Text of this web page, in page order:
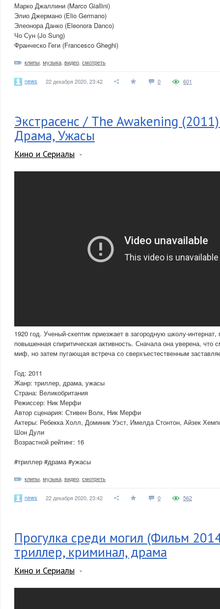
Марко Джаллини (Marco Giallini)
Элио Джермано (Elio Germano)
Элеонора Данко (Eleonora Danco)
Чо Сун (Jo Sung)
Франческо Геги (Francesco Gheghi)
клипы музыка видео смотреть
news 22 декабря 2020, 23:42 0 601
Экстрасенс / The Awakening
Драма, Ужасы
Кино и Сериалы
1920 год. Ученый-скептик приезжает в загородную школу-
повышенная спиритическая активность. Сначала она уверена, что
миф, но затем пугающая встреча со сверхъестественным
Год: 2011
Жанр: триллер, драма, ужасы
Страна: Великобритания
Режиссер: Ник Мерфи
Автор сценария: Стивен Волк, Ник Мерфи
Актеры: Ребекка Холл, Доминик Уэст, Имелда Стонтон, Айзек
Шон Дули
Возрастной рейтинг: 16
#триллер #драма #ужасы
клипы музыка видео смотреть
news 22 декабря 2020, 23:42 0 562
Прогулка среди могил (Фильм
триллер, криминал, драма
Кино и Сериалы